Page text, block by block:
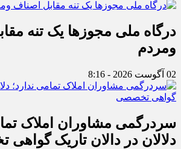
درگاه ملی مجوزها یک تنه
ومردم
02 آگوست 2026 - 8:16
سردرگمی مشاوران املاک
دلالان در دالان تاریک